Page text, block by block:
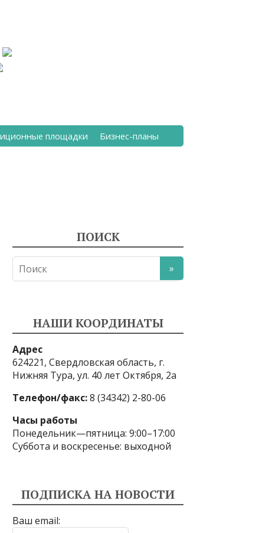
площадки Бизнес-планы
ПОИСК
НАШИ КООРДИНАТЫ
Адрес
624221, Свердловская область, г.
Нижняя Тура, ул. 40 лет Октября, 2а
Телефон/факс:8 (34342) 2-80-06
Часы работы
Понедельник—пятница: 9:00–17:00
Суббота и воскресенье: выходной
ПОДПИСКА НА НОВОСТИ
Ваш email: